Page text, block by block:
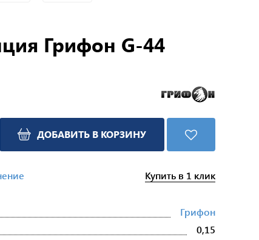
Грифон G-44
ДОБАВИТЬ В КОРЗИНУ
Купить в 1 клик
Грифон
0,15